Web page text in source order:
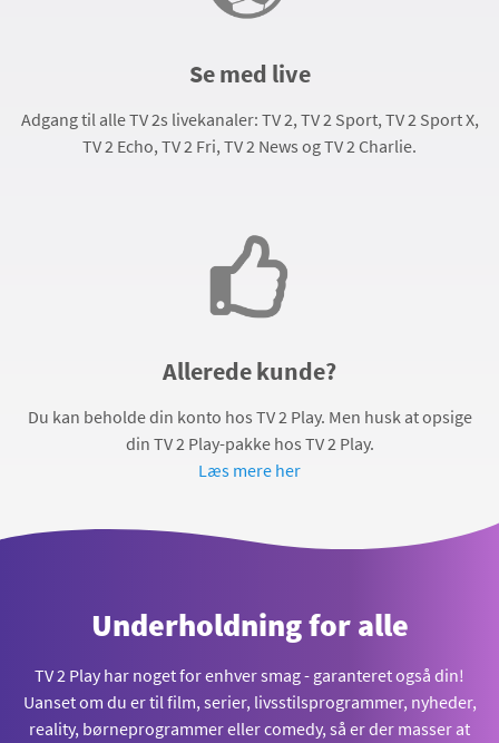
Se med live
Adgang til alle TV 2s livekanaler: TV 2, TV 2 Sport, TV 2 Sport X,
TV 2 Echo, TV 2 Fri, TV 2 News og TV 2 Charlie.
Allerede kunde?
Du kan beholde din konto hos TV 2 Play. Men husk at opsige
din TV 2 Play-pakke hos TV 2 Play.
Læs mere her
Underholdning for alle
TV 2 Play har noget for enhver smag - garanteret også din!
Uanset om du er til film, serier, livsstilsprogrammer, nyheder,
reality, børneprogrammer eller comedy, så er der masser at